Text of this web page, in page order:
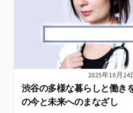
2025年10月24
渋谷の多様な暮らしと働き
の今と未来へのまなざし